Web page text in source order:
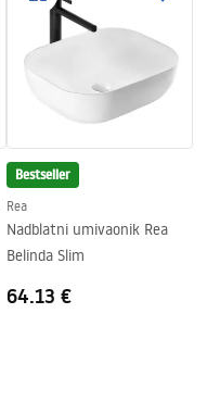
110
PVD
Bestseller
Rea
Nadblatni umivaonik Rea
Belinda Slim
64.13 €